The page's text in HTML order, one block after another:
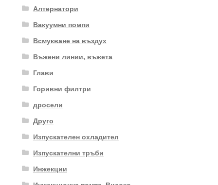
Алтернатори
Вакуумни помпи
Всмукване на въздух
Въжени линии, въжета
Глави
Горивни филтри
дросели
Друго
Изпускателен охладител
Изпускателни тръби
Инжекции